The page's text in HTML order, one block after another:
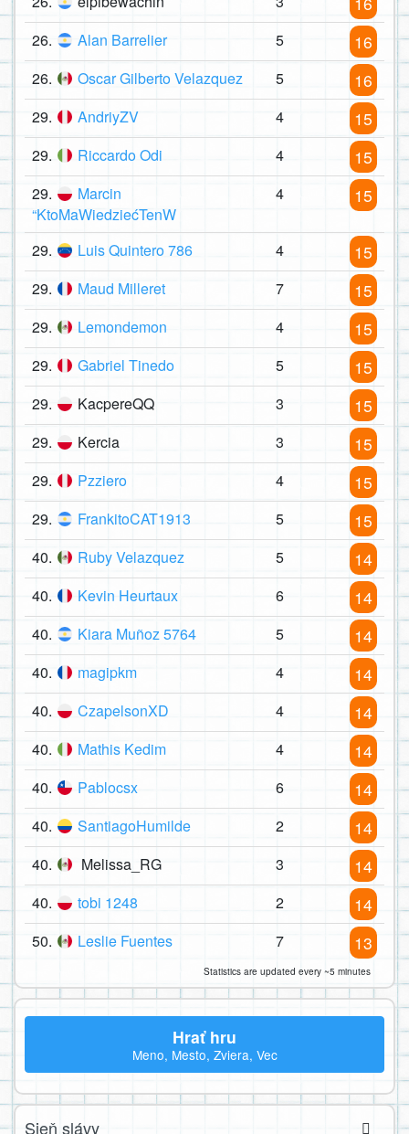
26. Alan Barrelier 5 16
26. Oscar Gilberto Velazquez 5 16
29. AndriyZV 4 15
29. Riccardo Odi 4 15
29.
Marcin
“KtoMaWiedziećTenW
4 15
29. Luis Quintero 786 4 15
29. Maud Milleret 7 15
29. Lemondemon 4 15
29. Gabriel Tinedo 5 15
29. KacpereQQ 3 15
29. Kercia 3 15
29. Pzziero 4 15
29. FrankitoCAT1913 5 15
40. Ruby Velazquez 5 14
40. Kevin Heurtaux 6 14
40. Kiara Muñoz 5764 5 14
40. magipkm 4 14
40. CzapelsonXD 4 14
40. Mathis Kedim 4 14
40. Pablocsx 6 14
40. SantiagoHumilde 2 14
40. Melissa_RG 3 14
40. tobi 1248 2 14
50. Leslie Fuentes 7 13
Statistics are updated every ~5 minutes
Hrať hru
Meno, Mesto, Zviera, Vec
Sieň slávy